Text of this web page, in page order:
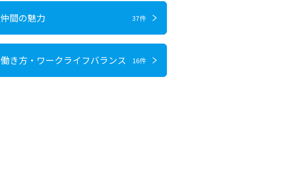
仲間の魅力 37件
働き方・ワークライフバランス 16件